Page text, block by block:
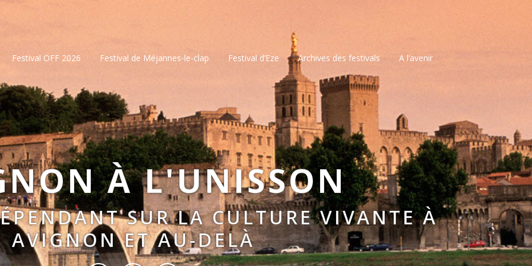
Festival OFF 2026 Festival de Méjannes-le-clap Festival d’Eze Archives des festivals A l’avenir
À L'UNISSON
SUR LA CULTURE VIVANTE À
AVIGNON ET AU-DELÀ